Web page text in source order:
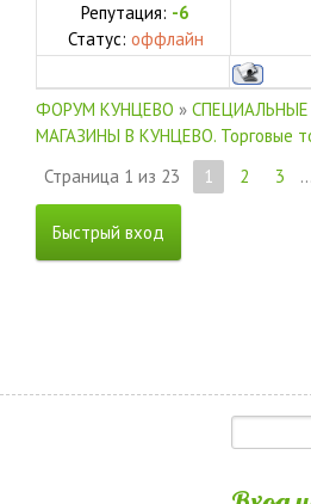
Репутация: -6
Статус: оффлайн
ФОРУМ КУНЦЕВО »
МАГАЗИНЫ В КУНЦЕВО. Торговые
Страница 1 из 23 1 2 3 …